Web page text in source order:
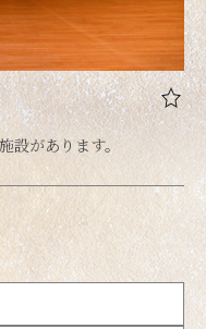
設があります。